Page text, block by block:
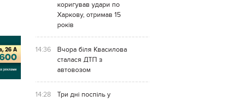
коригував удари по
Харкову, отримав 15
років
14:36
Вчора біля Квасилова
сталася ДТП з
автовозом
14:28
Три дні поспіль у